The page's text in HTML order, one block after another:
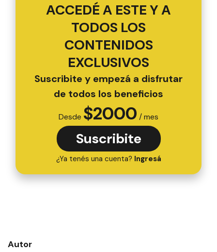
ACCEDÉ A ESTE Y A
TODOS LOS
CONTENIDOS
EXCLUSIVOS
Suscribite y empezá a disfrutar
de todos los beneficios
Desde $2000 / mes
Suscribite
¿Ya tenés una cuenta? Ingresá
Autor